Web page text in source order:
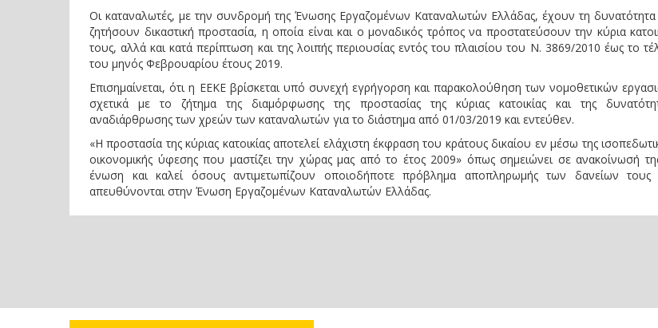
Οι καταναλωτές, με την συνδρομή της Ένωσης Εργαζομένων Καταναλωτών Ελλάδας, έχουν τη
ζητήσουν δικαστική προστασία, η οποία είναι και ο μοναδικός τρόπος να προστατεύσουν την κύρια
τους, αλλά και κατά περίπτωση και της λοιπής περιουσίας εντός του πλαισίου του Ν. 3869/2010 έως το
του μηνός Φεβρουαρίου έτους 2019.
Επισημαίνεται, ότι η ΕΕΚΕ βρίσκεται υπό συνεχή εγρήγορση και παρακολούθηση των νομοθετικών
σχετικά με το ζήτημα της διαμόρφωσης της προστασίας της κύριας κατοικίας και της
αναδιάρθρωσης των χρεών των καταναλωτών για το διάστημα από ‪01/03/2019 και εντεύθεν.
«Η προστασία της κύριας κατοικίας αποτελεί ελάχιστη έκφραση του κράτους δικαίου εν μέσω της
οικονομικής ύφεσης που μαστίζει την χώρας μας από το έτος 2009» όπως σημειώνει σε ανακοίνωσή
ένωση και καλεί όσους αντιμετωπίζουν οποιοδήποτε πρόβλημα αποπληρωμής των δανείων τους
απευθύνονται στην Ένωση Εργαζομένων Καταναλωτών Ελλάδας.